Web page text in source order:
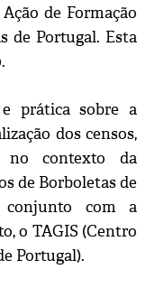
de Formação
de Portugal. Esta
prática sobre a
dos censos,
no contexto da
de Borboletas de
com a
o TAGIS (Centro
Portugal).